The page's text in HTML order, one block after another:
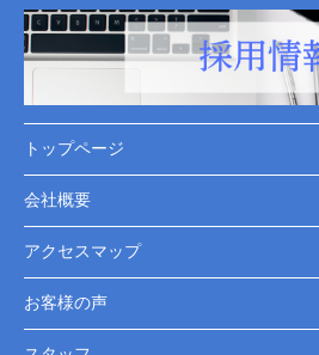
トップページ
会社概要
アクセスマップ
お客様の声